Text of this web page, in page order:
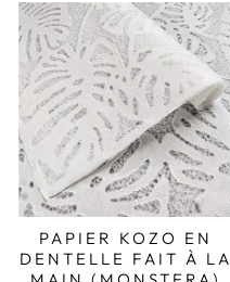
PAPIER KOZO EN
DENTELLE FAIT À LA